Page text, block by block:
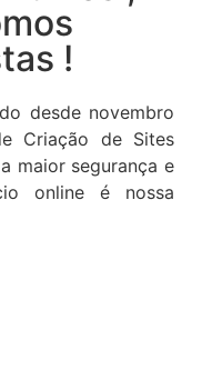
!
desde novembro
Criação de Sites
maior segurança e
online é nossa